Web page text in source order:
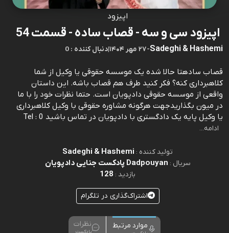
اپیزود
اپیزود سی و سه - قصاب ساده - قسمت 54
Sadeghi & Hashemi
-۲۷ مهر ۱۴۰۴ |0 : دنبال کننده
قصاب سادهتا حالا شده یک موسسه حقوقی یا وکیل از شما
کلاهبرداری کنه؟ فکر کنید طرف هم قصاب باشه. این داستان
واقعی از موسسه حقوقی دادپویان است. حتما نظرات خود را با ما
در میون بگذاریدجهت هرگونه مشاوره حقوقی با وکیل کلاهبرداری
یا وکیل پایه یک دادگستری با دادپویان در تماس باشید Tel : 0
ادامه...
تولید کننده : Sadeghi & Hashemi
سریال : Dadpouyan پادکست جنایی دادپویان
بازدید : 128
اشتراک‌گذاری در تلگرام
موارد مرتبط نظرات